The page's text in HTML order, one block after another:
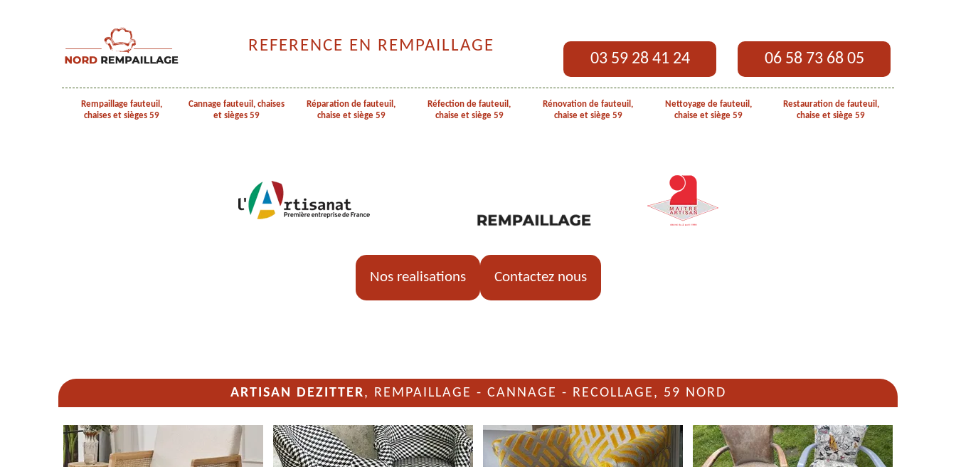
REFERENCE EN REMPAILLAGE
03 59 28 41 24 06 58 73 68 05
Rempaillage fauteuil,
chaises et sièges 59
Cannage fauteuil, chaises
et sièges 59
Réparation de fauteuil,
chaise et siège 59
Réfection de fauteuil,
chaise et siège 59
Rénovation de fauteuil,
chaise et siège 59
Nettoyage de fauteuil,
chaise et siège 59
Restauration de fauteuil,
chaise et siège 59
Nos realisations Contactez nous
ARTISAN DEZITTER, REMPAILLAGE - CANNAGE - RECOLLAGE, 59 NORD